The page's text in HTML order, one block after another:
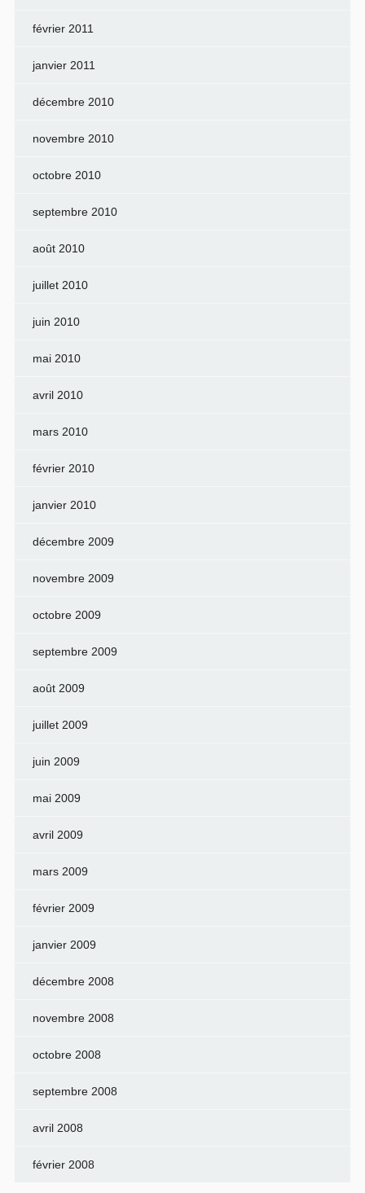
février 2011
janvier 2011
décembre 2010
novembre 2010
octobre 2010
septembre 2010
août 2010
juillet 2010
juin 2010
mai 2010
avril 2010
mars 2010
février 2010
janvier 2010
décembre 2009
novembre 2009
octobre 2009
septembre 2009
août 2009
juillet 2009
juin 2009
mai 2009
avril 2009
mars 2009
février 2009
janvier 2009
décembre 2008
novembre 2008
octobre 2008
septembre 2008
avril 2008
février 2008